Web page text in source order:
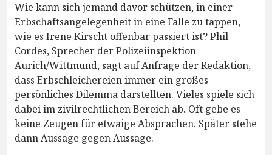
Wie kann sich jemand davor schützen, in einer
Erbschaftsangelegenheit in eine Falle zu tappen,
wie es Irene Kirscht offenbar passiert ist? Phil
Cordes, Sprecher der Polizeiinspektion
Aurich/Wittmund, sagt auf Anfrage der Redaktion,
dass Erbschleichereien immer ein großes
persönliches Dilemma darstellten. Vieles spiele sich
dabei im zivilrechtlichen Bereich ab. Oft gebe es
keine Zeugen für etwaige Absprachen. Später stehe
dann Aussage gegen Aussage.